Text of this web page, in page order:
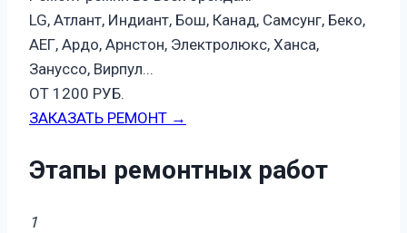
LG, Атлант, Индиант, Бош, Канад, Самсунг, Беко,
АЕГ, Ардо, Арнстон, Электролюкс, Ханса,
Зануссо, Вирпул...
ОТ 1200 РУБ.
ЗАКАЗАТЬ РЕМОНТ →
Этапы ремонтных работ
1